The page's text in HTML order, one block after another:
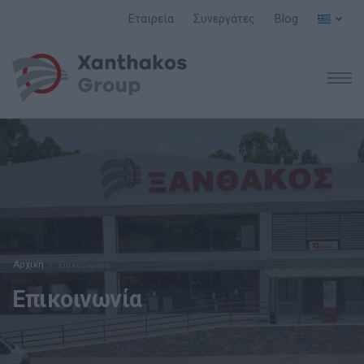
Εταιρεία Συνεργάτες Blog
Αρχική
Επικοινωνία